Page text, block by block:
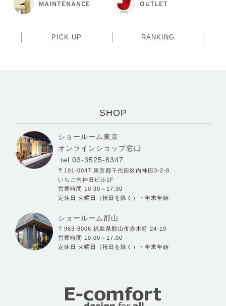
MAINTENANCE OUTLET
PICK UP RANKING
SHOP
ショールーム東京
オンラインショップ窓口
tel.03-3525-8347
〒101-0047 東京都千代田区内神田3-2-8
いちご内神田ビル1F
営業時間 10:30～17:30
定休日 火曜日（祝日を除く）・年末年始
ショールーム郡山
〒963-8006 福島県郡山市赤木町 24-19
営業時間 10:00～17:00
定休日 火曜日（祝日を除く）・年末年始